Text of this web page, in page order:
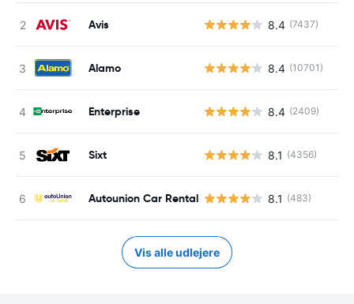
Avis 8.4 (7437)
Alamo 8.4 (10701)
Enterprise 8.4 (2409)
Sixt 8.1 (4356)
Autounion Car Rental 8.1 (483)
Vis alle udlejere